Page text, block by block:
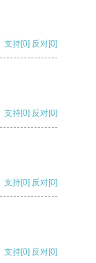
支持[0] 反对[0]
支持[0] 反对[0]
支持[0] 反对[0]
支持[0] 反对[0]